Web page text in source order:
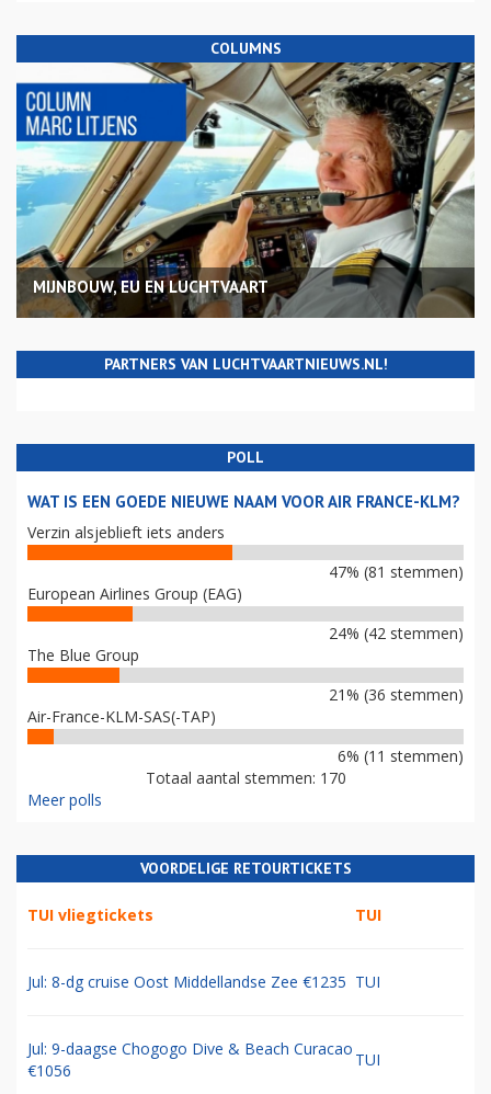
COLUMNS
MIJNBOUW, EU EN LUCHTVAART
PARTNERS VAN LUCHTVAARTNIEUWS.NL!
POLL
WAT IS EEN GOEDE NIEUWE NAAM VOOR AIR FRANCE-KLM?
Verzin alsjeblieft iets anders
47% (81 stemmen)
European Airlines Group (EAG)
24% (42 stemmen)
The Blue Group
21% (36 stemmen)
Air-France-KLM-SAS(-TAP)
6% (11 stemmen)
Totaal aantal stemmen: 170
Meer polls
VOORDELIGE RETOURTICKETS
TUI vliegtickets TUI
Jul: 8-dg cruise Oost Middellandse Zee €1235 TUI
Jul: 9-daagse Chogogo Dive & Beach Curacao
€1056
TUI